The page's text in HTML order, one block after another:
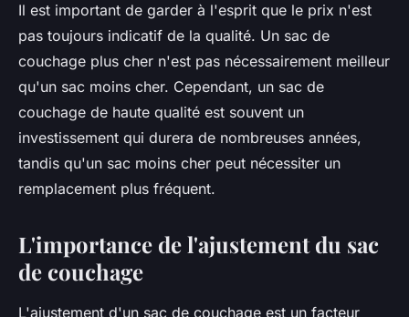
Il est important de garder à l'esprit que le prix n'est
pas toujours indicatif de la qualité. Un sac de
couchage plus cher n'est pas nécessairement meilleur
qu'un sac moins cher. Cependant, un sac de
couchage de haute qualité est souvent un
investissement qui durera de nombreuses années,
tandis qu'un sac moins cher peut nécessiter un
remplacement plus fréquent.
L'importance de l'ajustement du sac
de couchage
L'ajustement d'un sac de couchage est un facteur